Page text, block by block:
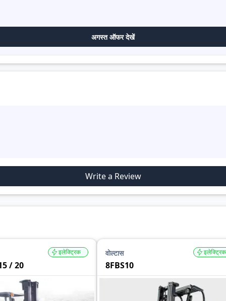
अगस्त ऑफर देखें
Write a Review
/ 20
इलेक्ट्रिक वोल्टास
8FBS10
इलेक्ट्रिक